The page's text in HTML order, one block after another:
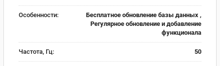
Особенности:
Бесплатное обновление базы данных ,
Регулярное обновление и добавление
функционала
Частота, Гц: 50